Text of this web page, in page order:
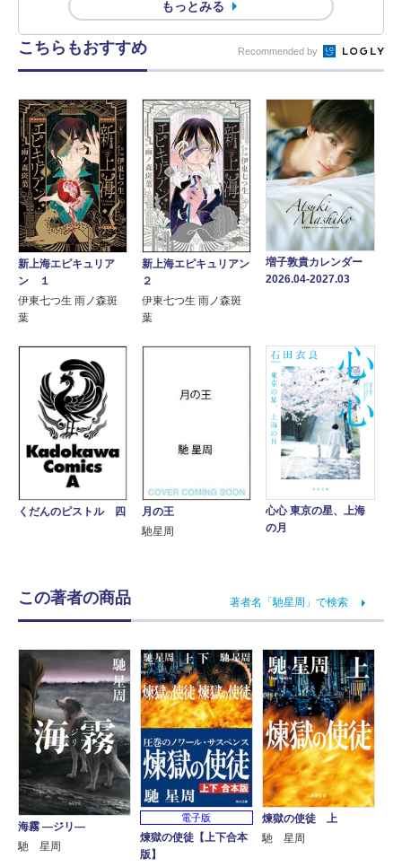
もっとみる
こちらもおすすめ Recommended by
新上海エピキュリア
ン １
伊東七つ生 雨ノ森斑
葉
新上海エピキュリアン
２
伊東七つ生 雨ノ森斑
葉
増子敦貴カレンダー
2026.04-2027.03
くだんのピストル 四
月の王
馳星周
心心 東京の星、上海
の月
この著者の商品 著者名「馳星周」で検索
海霧 ―ジリ―
馳 星周
電子版
煉獄の使徒【上下合本
版】
煉獄の使徒 上
馳 星周